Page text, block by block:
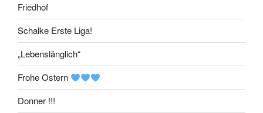
Friedhof
Schalke Erste Liga!
„Lebenslänglich“
Frohe Ostern
Donner !!!